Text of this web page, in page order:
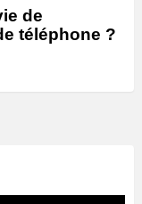
de
téléphone ?